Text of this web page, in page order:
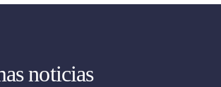
noticias